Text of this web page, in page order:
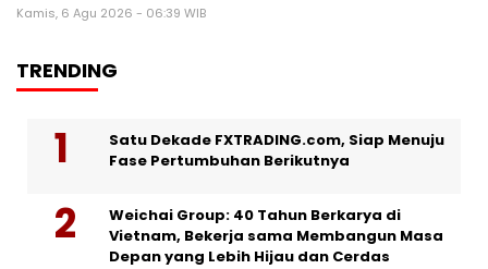
Kamis, 6 Agu 2026 - 06:39 WIB
TRENDING
Satu Dekade FXTRADING.com, Siap Menuju
Fase Pertumbuhan Berikutnya
Weichai Group: 40 Tahun Berkarya di
Vietnam, Bekerja sama Membangun Masa
Depan yang Lebih Hijau dan Cerdas